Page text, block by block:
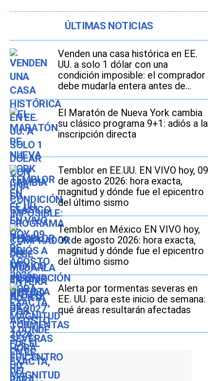
ÚLTIMAS NOTICIAS
Venden una casa histórica en EE.
UU. a solo 1 dólar con una
condición imposible: el comprador
debe mudarla entera antes de
2027
El Maratón de Nueva York cambia
su clásico programa 9+1: adiós a la
inscripción directa
Temblor en EE.UU. EN VIVO hoy, 09
de agosto 2026: hora exacta,
magnitud y dónde fue el epicentro
del último sismo
Temblor en México EN VIVO hoy,
09 de agosto 2026: hora exacta,
magnitud y dónde fue el epicentro
del último sismo
Alerta por tormentas severas en
EE. UU. para este inicio de semana:
qué áreas resultarán afectadas